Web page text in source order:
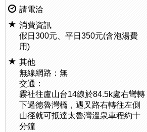
請電洽
消費資訊
假日300元、平日350元(含泡湯費
用)
其他
無線網路：無
交通：
霧社往盧山台14線於84.5k處右彎轉
下過徳魯灣橋，遇叉路右轉往左側
山徑就可抵達太魯灣溫泉車程約十
分鐘